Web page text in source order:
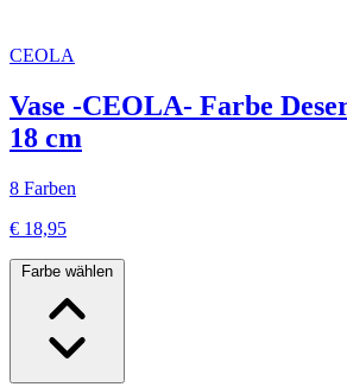
CEOLA
Vase -CEOLA- Farbe
18 cm
8 Farben
€ 18,95
Farbe wählen